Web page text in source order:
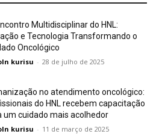
Multidisciplinar do HNL:
e Tecnologia Transformando o
Oncológico
kurisu - 28 de julho de 2025
no atendimento oncológico:
do HNL recebem capacitação
um cuidado mais acolhedor
kurisu - 11 de março de 2025